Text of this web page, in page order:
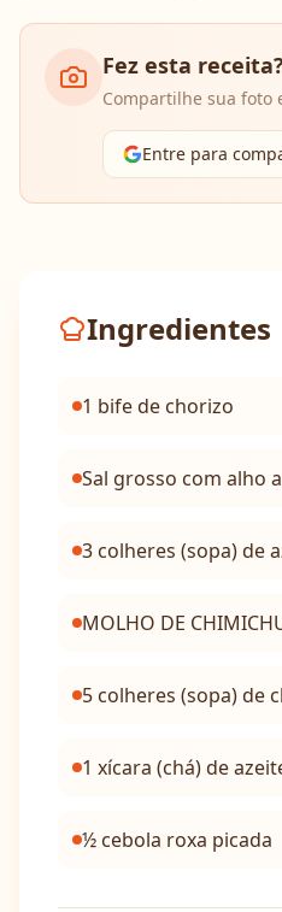
Fez esta
Compartilhe sua foto
Entre para
Ingredientes
1 bife de chorizo
Sal grosso com alho
3 colheres (sopa) de
MOLHO DE
5 colheres (sopa) de
1 xícara (chá) de
½ cebola roxa picada